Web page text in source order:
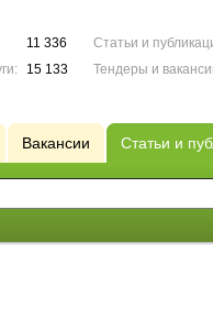
11 336
15 133
Статьи и
Тендеры и
Вакансии Статьи и